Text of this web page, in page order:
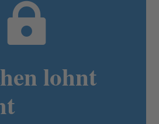

lohnt